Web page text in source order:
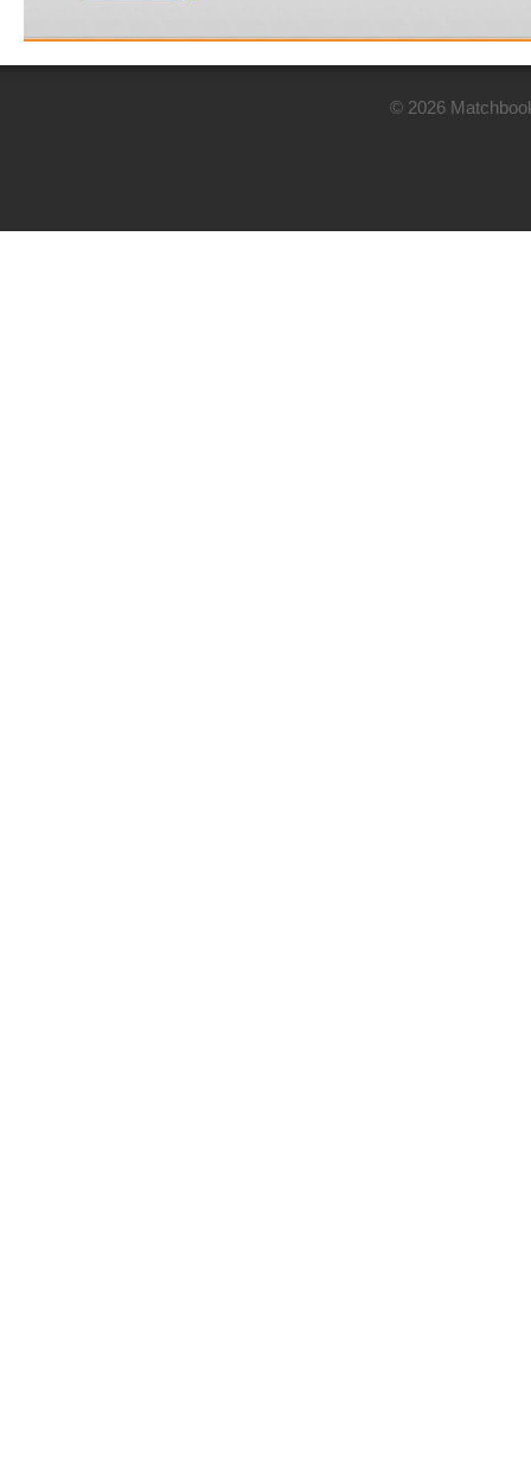
© 2026